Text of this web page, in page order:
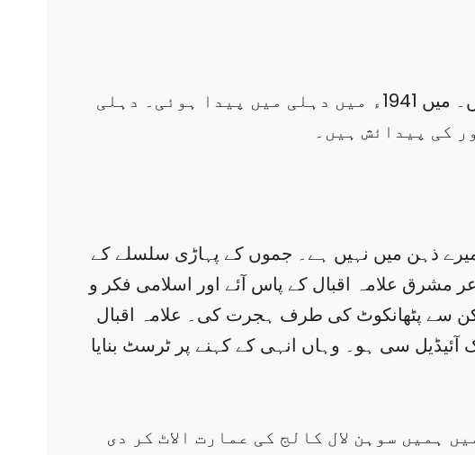
ج: میں اپنا نام نہیں ظاہر کرنا چاہتی آپ مجھے مولانا مودودیؒ کی صاحبزادی کہہ کر بلائیں۔ میں 1941ء میں دہلی میں پیدا ہوئی۔ دہلی
کی پیدائش ہیں۔
ذہن میں نہیں ہے۔ جموں کے پہاڑی سلسلے کے
مشرق علامہ اقبال کے پاس آئے اور اسلامی فکر و
دکن سے پٹھانکوٹ کی طرف ہجرت کی۔ علامہ اقبال
آئیڈیل سی ہو۔ وہاں انہی کے کہنے پر ٹرسٹ بنایا
بدلے میں ہمیں سوہن لال کالج کی عمارت الاٹ کر دی